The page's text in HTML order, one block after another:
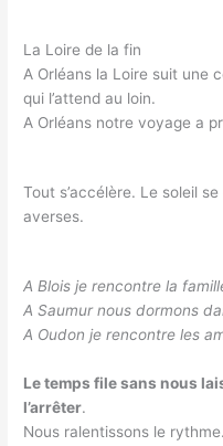
La Loire de la fin
A Orléans la Loire suit une
qui l’attend au loin.
A Orléans notre voyage a
Tout s’accélère. Le soleil
averses.
A Blois je rencontre la
A Saumur nous dormons
A Oudon je rencontre les
Le temps file sans nous
l’arrêter.
Nous ralentissons le